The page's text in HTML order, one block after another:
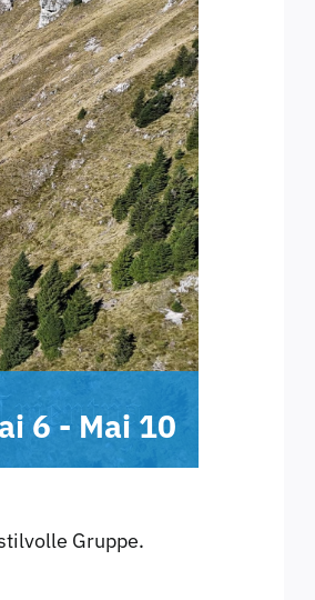
6- Mai 10
Gruppe.